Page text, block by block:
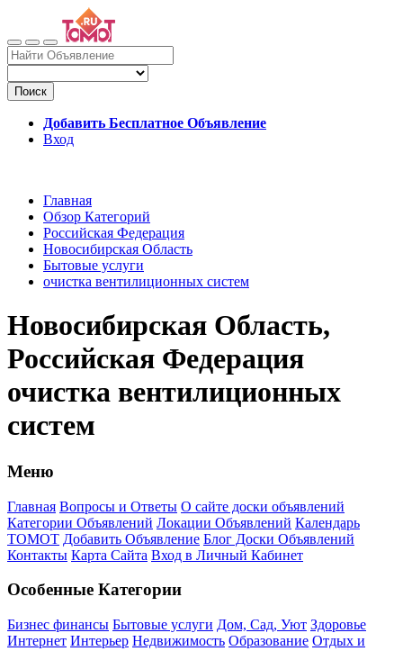
Поиск
Добавить Бесплатное Объявление
Вход
Главная
Обзор Категорий
Российская Федерация
Новосибирская Область
Бытовые услуги
очистка вентилиционных систем
Новосибирская Область,
Российская Федерация
очистка вентилиционных
систем
Меню
Главная Вопросы и Ответы О сайте доски объявлений
Категории Объявлений Локации Объявлений Календарь
ТОМОТ Добавить Объявление Блог Доски Объявлений
Контакты Карта Сайта Вход в Личный Кабинет
Особенные Категории
Бизнес финансы Бытовые услуги Дом, Сад, Уют Здоровье
Интернет Интерьер Недвижимость Образование Отдых и